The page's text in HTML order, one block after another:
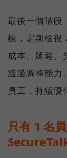
最後一個階段
樣，定期檢視
成本、延遲、
透過調整能力
員工，持續優
只有 1 名